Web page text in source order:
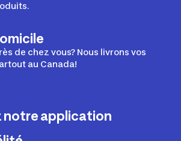
de chez vous? Nous livrons vos
au Canada!
notre application